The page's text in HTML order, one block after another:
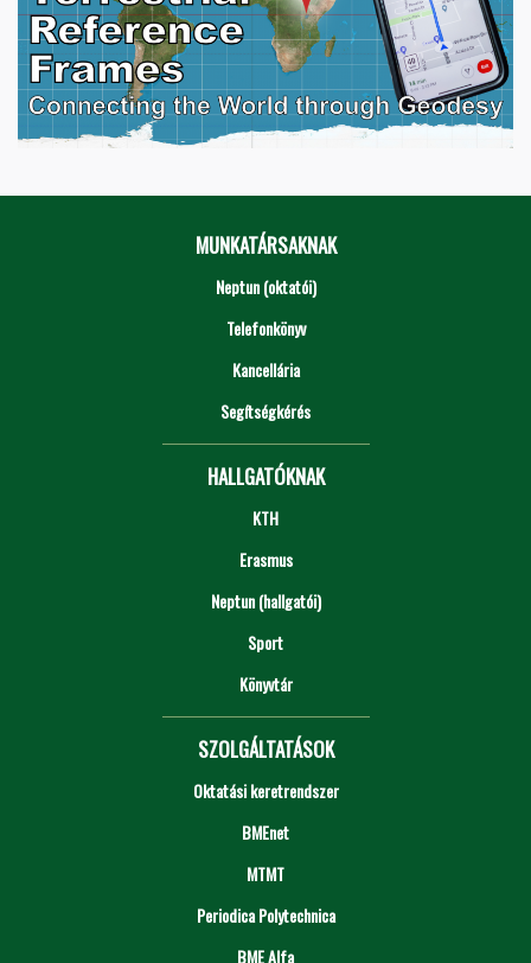
MUNKATÁRSAKNAK
Neptun (oktatói)
Telefonkönyv
Kancellária
Segítségkérés
HALLGATÓKNAK
KTH
Erasmus
Neptun (hallgatói)
Sport
Könyvtár
SZOLGÁLTATÁSOK
Oktatási keretrendszer
BMEnet
MTMT
Periodica Polytechnica
BME Alfa